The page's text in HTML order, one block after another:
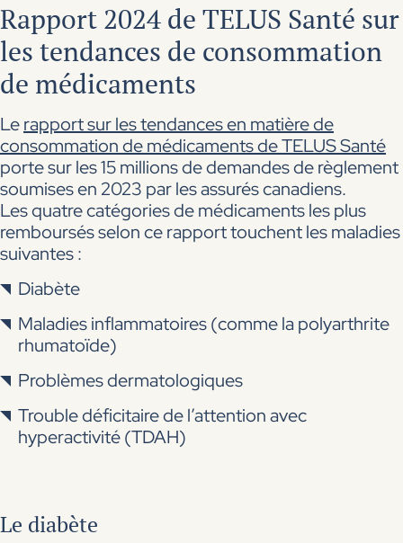
Rapport 2024 de TELUS Santé sur
les tendances de consommation
de médicaments
Lerapport sur les tendances en matière de
consommation de médicaments de TELUS Santé
porte sur les 15 millions de demandes de règlement
soumises en 2023 par les assurés canadiens.
Les quatre catégories de médicaments les plus
remboursés selon ce rapport touchent les maladies
suivantes :
Diabète
Maladies inflammatoires (comme la polyarthrite
rhumatoïde)
Problèmes dermatologiques
Trouble déficitaire de l’attention avec
hyperactivité (TDAH)
Le diabète